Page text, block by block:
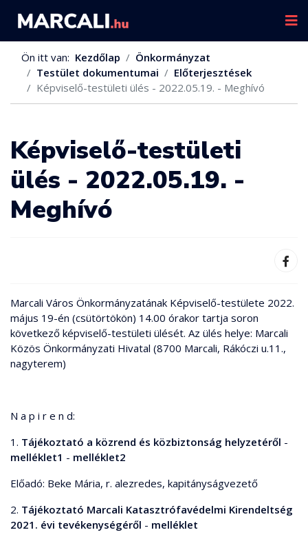
Ön itt van: Kezdőlap
Önkormányzat
Testület dokumentumai
Előterjesztések
Képviselő-testületi ülés - 2022.05.19. - Meghívó
Képviselő-testületi
ülés - 2022.05.19. -
Meghívó
Marcali Város Önkormányzatának Képviselő-testülete 2022.
május 19-én (csütörtökön) 14.00 órakor tartja soron
következő képviselő-testületi ülését. Az ülés helye: Marcali
Közös Önkormányzati Hivatal (8700 Marcali, Rákóczi u.11.,
nagyterem)
N a p i r e n d:
1. Tájékoztató a közrend és közbiztonság helyzetéről -
melléklet1 - melléklet2
Előadó: Beke Mária, r. alezredes, kapitányságvezető
2. Tájékoztató Marcali Katasztrófavédelmi Kirendeltség
2021. évi tevékenységéről - melléklet